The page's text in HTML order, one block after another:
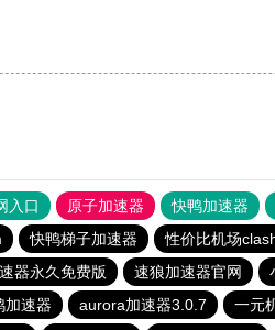
入口 原子加速器 快鸭加速器
快鸭梯子加速器 性价比机场
器永久免费版 速狼加速器官网
加速器 aurora加速器3.0.7 一元